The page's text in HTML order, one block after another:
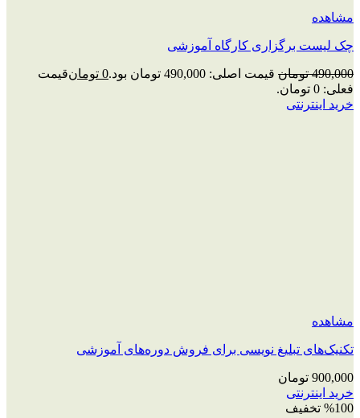
مشاهده
چک‌ لیست برگزاری کارگاه آموزشی
490,000 تومان قیمت اصلی: 490,000 تومان بود. 0 تومانقیمت
فعلی: 0 تومان.
خرید اینترنتی
مشاهده
تکنیک‌های تبلیغ نویسی برای فروش دوره‌های آموزشی
900,000 تومان
خرید اینترنتی
%100 تخفیف